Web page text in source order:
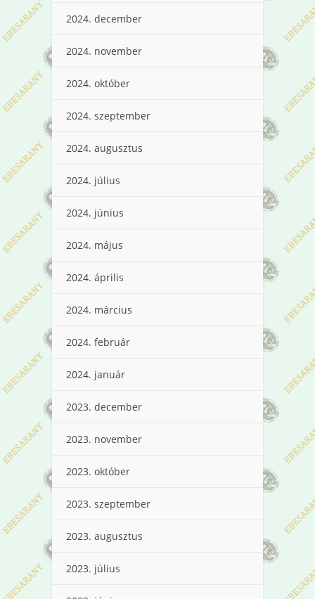
2024. december
2024. november
2024. október
2024. szeptember
2024. augusztus
2024. július
2024. június
2024. május
2024. április
2024. március
2024. február
2024. január
2023. december
2023. november
2023. október
2023. szeptember
2023. augusztus
2023. július